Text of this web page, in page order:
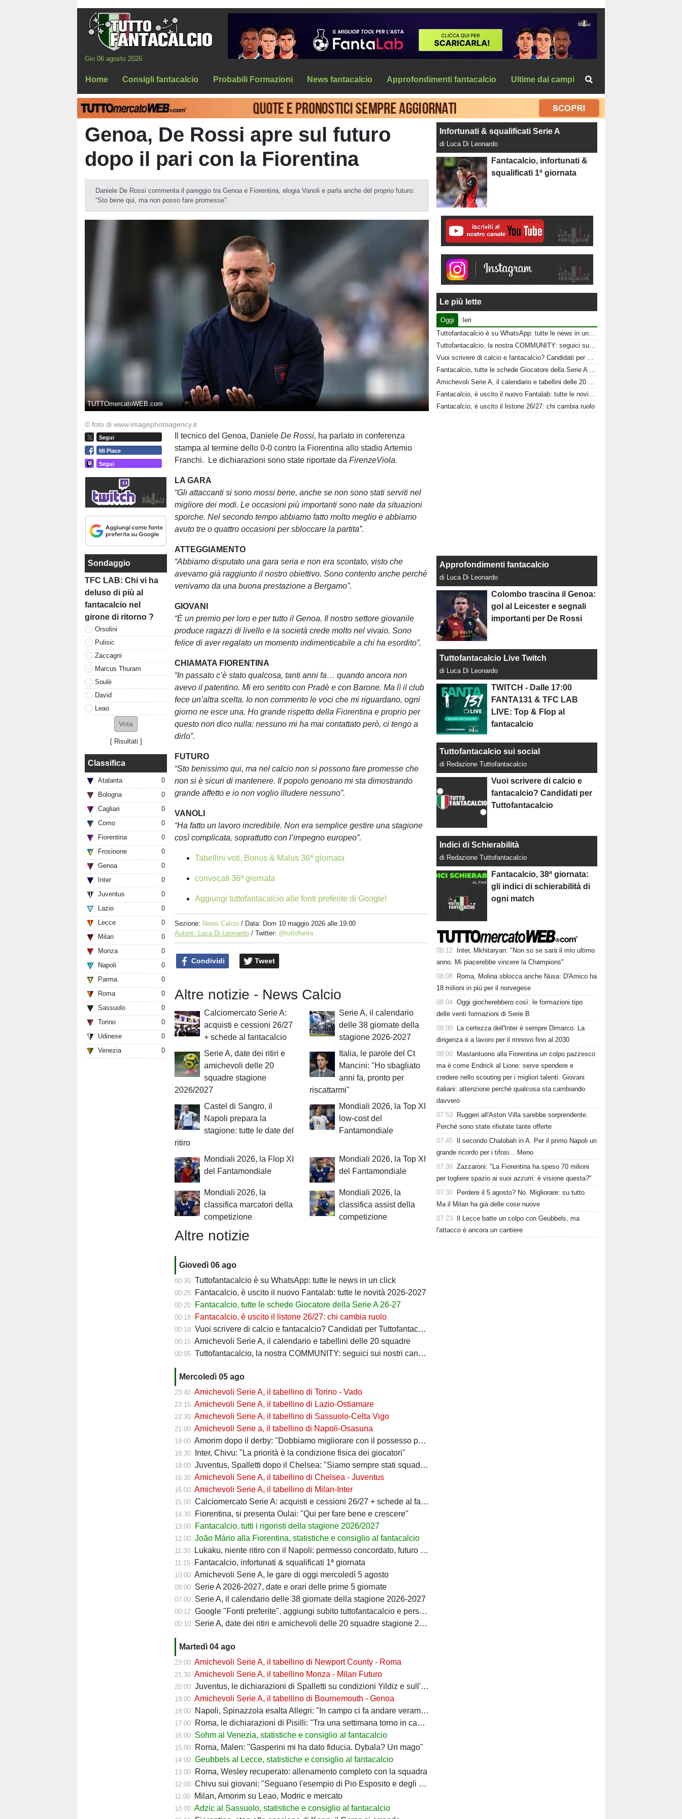
Gio 06 agosto 2026
Home Consigli fantacalcio Probabili Formazioni News fantacalcio Approfondimenti fantacalcio Ultime dai campi
Genoa, De Rossi apre sul futuro
dopo il pari con la Fiorentina
Daniele De Rossi commenta il pareggio tra Genoa e Fiorentina, elogia Vanoli e parla anche del proprio futuro:
“Sto bene qui, ma non posso fare promesse”.
TUTTOmercatoWEB.com
© foto di www.imagephotoagency.it
Segui
Mi Piace
Segui
Sondaggio
TFC LAB: Chi vi ha
deluso di più al
fantacalcio nel
girone di ritorno ?
Orsolini
Pulisic
Zaccagni
Marcus Thuram
Soulè
David
Leao
[ Risultati ]
Classifica
Atalanta
0
Bologna
0
Cagliari
0
Como
0
Fiorentina
0
Frosinone
0
Genoa
0
Inter
0
Juventus
0
Lazio
0
Lecce
0
Milan
0
Monza
0
Napoli
0
Parma
0
Roma
0
Sassuolo
0
Torino
0
Udinese
0
Venezia
0
Il tecnico del Genoa, DanieleDe Rossi, ha parlato in conferenza
stampa al termine dello 0-0 contro la Fiorentina allo stadio Artemio
Franchi. Le dichiarazioni sono state riportate daFirenzeViola.
LA GARA
“Gli attaccanti si sono mossi bene, anche se non sono stati serviti nel
migliore dei modi. Le occasioni più importanti sono nate da situazioni
sporche. Nel secondo tempo abbiamo fatto molto meglio e abbiamo
avuto tre o quattro occasioni per sbloccare la partita”.
ATTEGGIAMENTO
“Abbiamo disputato una gara seria e non era scontato, visto che
avevamo già raggiunto il nostro obiettivo. Sono contento anche perché
venivamo da una buona prestazione a Bergamo”.
GIOVANI
“È un premio per loro e per tutto il Genoa. Il nostro settore giovanile
produce ragazzi di livello e la società crede molto nel vivaio. Sono
felice di aver regalato un momento indimenticabile a chi ha esordito”.
CHIAMATA FIORENTINA
“In passato c’è stato qualcosa, tanti anni fa… quando ancora non
avevo il patentino. Mi ero sentito con Pradè e con Barone. Ma lì il club
fece un’altra scelta. Io non commento le voci che mi riguardano, ogni
giorno ne esce una. Ho grande rispetto della Fiorentina e proprio per
questo non dico nulla: nessuno mi ha mai contattato però, ci tengo a
dirlo”.
FUTURO
“Sto benissimo qui, ma nel calcio non si possono fare promesse che
non si è sicuri di mantenere. Il popolo genoano mi sta dimostrando
grande affetto e io non voglio illudere nessuno”.
VANOLI
“Ha fatto un lavoro incredibile. Non era semplice gestire una stagione
così complicata, soprattutto con l’impegno europeo”.
Tabellini voti, Bonus & Malus 36ª giornata
convocati 36ª giornata
Aggiungi tuttofantacalcio alle fonti preferite di Google!
Sezione: News Calcio / Data: Dom 10 maggio 2026 alle 19:00
Autore: Luca Di Leonardo / Twitter: @tuttofanta
Condividi Tweet
Altre notizie - News Calcio
Calciomercato Serie A:
acquisti e cessioni 26/27
+ schede al fantacalcio
Serie A, il calendario
delle 38 giornate della
stagione 2026-2027
Serie A, date dei ritiri e
amichevoli delle 20
squadre stagione
2026/2027
Italia, le parole del Ct
Mancini: "Ho sbagliato
anni fa, pronto per
riscattarmi"
Castel di Sangro, il
Napoli prepara la
stagione: tutte le date del
ritiro
Mondiali 2026, la Top XI
low-cost del
Fantamondiale
Mondiali 2026, la Flop XI
del Fantamondiale
Mondiali 2026, la Top XI
del Fantamondiale
Mondiali 2026, la
classifica marcatori della
competizione
Mondiali 2026, la
classifica assist della
competizione
Altre notizie
Giovedì 06 ago
00:30 Tuttofantacalcio è su WhatsApp: tutte le news in un click
00:25 Fantacalcio, è uscito il nuovo Fantalab: tutte le novità 2026-2027
00:20 Fantacalcio, tutte le schede Giocatore della Serie A 26-27
00:18 Fantacalcio, è uscito il listone 26/27: chi cambia ruolo
00:18 Vuoi scrivere di calcio e fantacalcio? Candidati per Tuttofantacalcio
00:15 Amichevoli Serie A, il calendario e tabellini delle 20 squadre
00:05 Tuttofantacalcio, la nostra COMMUNITY: seguici sui nostri canali social
Mercoledì 05 ago
23:40 Amichevoli Serie A, il tabellino di Torino - Vado
23:15 Amichevoli Serie A, il tabellino di Lazio-Ostiamare
22:30 Amichevoli Serie A, il tabellino di Sassuolo-Celta Vigo
21:00 Amichevoli Serie a, il tabellino di Napoli-Osasuna
19:00 Amorim dopo il derby: "Dobbiamo migliorare con il possesso palla"
18:30 Inter, Chivu: "La priorità è la condizione fisica dei giocatori"
18:00 Juventus, Spalletti dopo il Chelsea: "Siamo sempre stati squadra"
16:30 Amichevoli Serie A, il tabellino di Chelsea - Juventus
16:00 Amichevoli Serie A, il tabellino di Milan-Inter
15:00 Calciomercato Serie A: acquisti e cessioni 26/27 + schede al fantacalcio
14:30 Fiorentina, si presenta Oulai: "Qui per fare bene e crescere"
13:00 Fantacalcio, tutti i rigoristi della stagione 2026/2027
12:00 João Mário alla Fiorentina, statistiche e consiglio al fantacalcio
11:30 Lukaku, niente ritiro con il Napoli: permesso concordato, futuro in bilico
11:15 Fantacalcio, infortunati & squalificati 1ª giornata
10:00 Amichevoli Serie A, le gare di oggi mercoledì 5 agosto
08:00 Serie A 2026-2027, date e orari delle prime 5 giornate
07:00 Serie A, il calendario delle 38 giornate della stagione 2026-2027
00:12 Google "Fonti preferite", aggiungi subito tuttofantacalcio e personalizza le tue notizie
00:10 Serie A, date dei ritiri e amichevoli delle 20 squadre stagione 2026/2027
Martedì 04 ago
23:00 Amichevoli Serie A, il tabellino di Newport County - Roma
21:30 Amichevoli Serie A, il tabellino Monza - Milan Futuro
20:00 Juventus, le dichiarazioni di Spalletti su condizioni Yildiz e sull'attacco
19:00 Amichevoli Serie A, il tabellino di Bournemouth - Genoa
18:00 Napoli, Spinazzola esalta Allegri: "In campo ci fa andare veramente forte"
17:00 Roma, le dichiarazioni di Pisilli: "Tra una settimana torno in campo"
16:00 Sohm al Venezia, statistiche e consiglio al fantacalcio
15:00 Roma, Malen: "Gasperini mi ha dato fiducia. Dybala? Un mago"
14:00 Geubbels al Lecce, statistiche e consiglio al fantacalcio
13:00 Roma, Wesley recuperato: allenamento completo con la squadra
12:00 Chivu sui giovani: "Seguano l'esempio di Pio Esposito e degli altri"
11:00 Milan, Amorim su Leao, Modric e mercato
10:00 Adzic al Sassuolo, statistiche e consiglio al fantacalcio
Infortunati & squalificati Serie A
di Luca Di Leonardo
Fantacalcio, infortunati &
squalificati 1ª giornata
Le più lette
Oggi
Ieri
Tuttofantacalcio è su WhatsApp: tutte le news in un click
Tuttofantacalcio, la nostra COMMUNITY: seguici sui nostri canali social
Vuoi scrivere di calcio e fantacalcio? Candidati per Tuttofantacalcio
Fantacalcio, tutte le schede Giocatore della Serie A 26-27
Amichevoli Serie A, il calendario e tabellini delle 20 squadre
Fantacalcio, è uscito il nuovo Fantalab: tutte le novità 2026-2027
Fantacalcio, è uscito il listone 26/27: chi cambia ruolo
Approfondimenti fantacalcio
di Luca Di Leonardo
Colombo trascina il Genoa:
gol al Leicester e segnali
importanti per De Rossi
Tuttofantacalcio Live Twitch
di Luca Di Leonardo
TWITCH - Dalle 17:00
FANTA131 & TFC LAB
LIVE: Top & Flop al
fantacalcio
Tuttofantacalcio sui social
di Redazione Tuttofantacalcio
Vuoi scrivere di calcio e
fantacalcio? Candidati per
Tuttofantacalcio
Indici di Schierabilità
di Redazione Tuttofantacalcio
Fantacalcio, 38ª giornata:
gli indici di schierabilità di
ogni match
08:12
Inter, Mkhitaryan: "Non so se sarà il mio ultimo
anno. Mi piacerebbe vincere la Champions"
08:08
Roma, Molina sblocca anche Nusa: D'Amico ha
18 milioni in più per il norvegese
08:04 Oggi giocherebbero così: le formazioni tipo
delle venti formazioni di Serie B
08:00
La certezza dell'Inter è sempre Dimarco. La
dirigenza è a lavoro per il rinnovo fino al 2030
08:00
Mastantuono alla Fiorentina un colpo pazzesco
ma è come Endrick al Lione: serve spendere e
credere nello scouting per i migliori talenti. Giovani
italiani: attenzione perché qualcosa sta cambiando
davvero
07:53
Ruggeri all'Aston Villa sarebbe sorprendente.
Perché sono state rifiutate tante offerte
07:45
Il secondo Chalobah in A. Per il primo Napoli un
grande ricordo per i tifosi... Meno
07:38 Zazzaroni: "La Fiorentina ha speso 70 milioni
per togliere spazio ai suoi azzurri: è visione questa?"
07:30
Perdere il 5 agosto? No. Migliorare: su tutto.
Ma il Milan ha già delle cose nuove
07:23
Il Lecce batte un colpo con Geubbels, ma
l'attacco è ancora un cantiere